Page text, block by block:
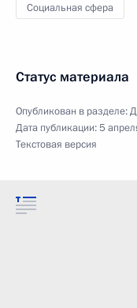
Социальная сфера
Статус материала
Опубликован в разделе:
Дата публикации:5
Текстовая версия